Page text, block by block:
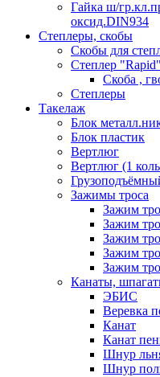
Гайка ш/
оксид.DIN934
Степлеры, скобы
Скобы для
Степлер "Rapid"
Скоба ,
Степлеры
Такелаж
Блок
Блок пластик
Вертлюг
Вертлюг (1
Зажимы троса
Зажим
Зажим
Зажим
Зажим
Зажим
Канаты,
ЭБИС
Веревка
Канат
Канат
Шнур
Шнур